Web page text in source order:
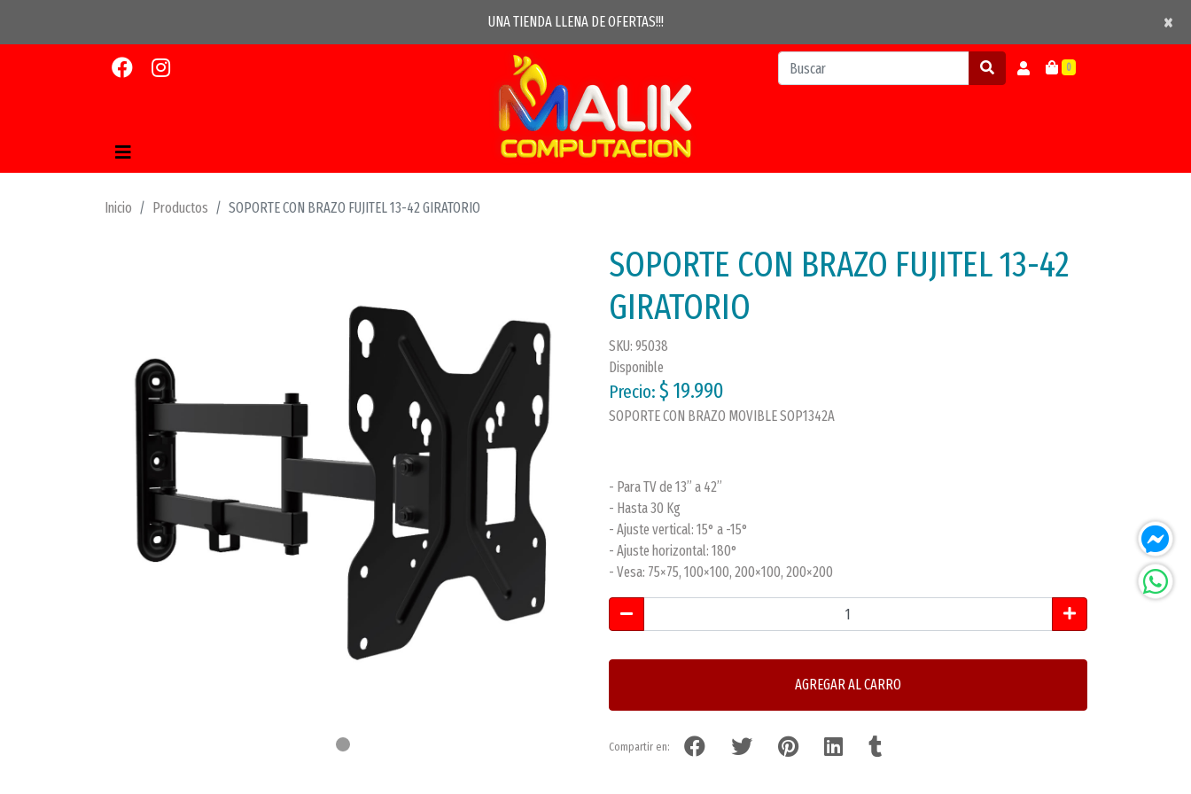
UNA TIENDA LLENA DE OFERTAS!!! ×
×
0
Inicio Productos SOPORTE CON BRAZO FUJITEL 13-42 GIRATORIO
SOPORTE CON BRAZO FUJITEL 13-42
GIRATORIO
SKU: 95038
Disponible
Precio: $ 19.990
SOPORTE CON BRAZO MOVIBLE SOP1342A
- Para TV de 13” a 42”
- Hasta 30 Kg
- Ajuste vertical: 15° a -15°
- Ajuste horizontal: 180°
- Vesa: 75×75, 100×100, 200×100, 200×200
AGREGAR AL CARRO
Compartir en: